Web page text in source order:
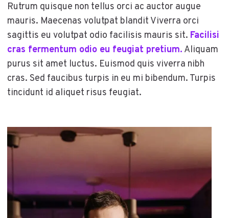
Rutrum quisque non tellus orci ac auctor augue
mauris. Maecenas volutpat blandit Viverra orci
sagittis eu volutpat odio facilisis mauris sit. Facilisi
cras fermentum odio eu feugiat pretium. Aliquam
purus sit amet luctus. Euismod quis viverra nibh
cras. Sed faucibus turpis in eu mi bibendum. Turpis
tincidunt id aliquet risus feugiat.